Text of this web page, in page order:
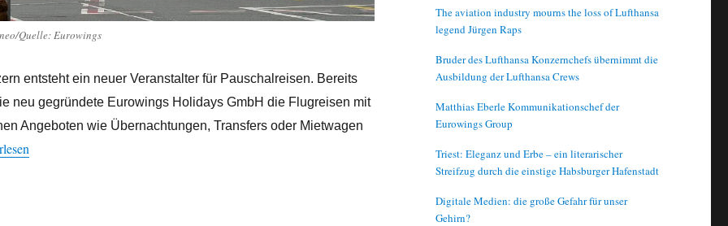
Quelle: Eurowings
entsteht ein neuer Veranstalter für Pauschalreisen. Bereits
neu gegründete Eurowings Holidays GmbH die Flugreisen mit
Angeboten wie Übernachtungen, Transfers oder Mietwagen
Konzern steigt ins Reiseveranstalter-Geschäft ein“
The aviation industry mourns the loss of Lufthansa
legend Jürgen Raps
Bruder des Lufthansa Konzernchefs übernimmt die
Ausbildung der Lufthansa Crews
Matthias Eberle Kommunikationschef der
Eurowings Group
Triest: Eleganz und Erbe – ein literarischer
Streifzug durch die einstige Habsburger Hafenstadt
Digitale Medien: die große Gefahr für unser
Gehirn?